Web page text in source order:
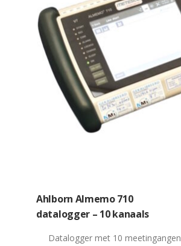
Ahlborn Almemo 710
datalogger – 10 kanaals
Datalogger met 10 meetingangen